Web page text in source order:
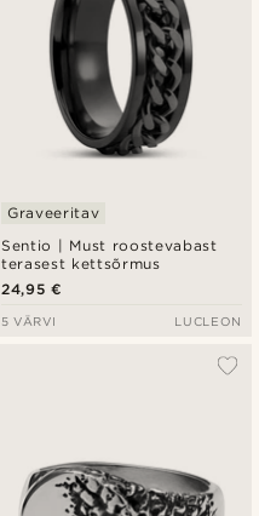
Sentio | Must roostevabast
terasest kettsõrmus
Graveeritav
24,95 €
5 VÄRVI LUCLEON